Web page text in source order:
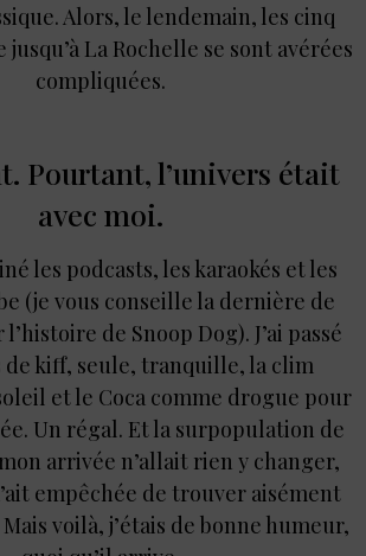
Alors, le lendemain, les cinq
La Rochelle se sont avérées
compliquées.
Pourtant, l’univers était
avec moi.
les podcasts, les karaokés et les
(je vous conseille la dernière de
de Snoop Dog). J’ai passé
de kiff, seule, tranquille, la clim
et le Coca comme drogue pour
Un régal. Et la surpopulation de
arrivée n’allait rien y changer,
empêchée de trouver aisément
voilà, j’étais de bonne humeur,